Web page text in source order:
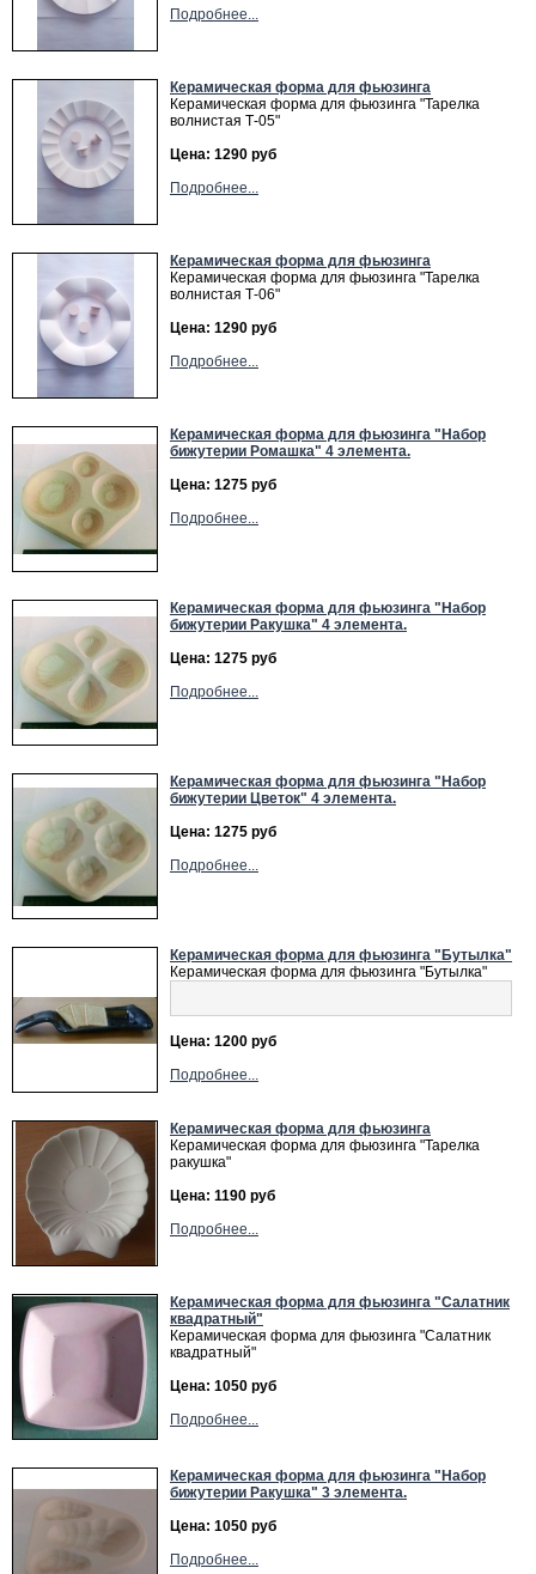
Подробнее...
Керамическая форма для фьюзинга
Керамическая форма для фьюзинга "Тарелка
волнистая Т-05"
Цена: 1290 руб
Подробнее...
Керамическая форма для фьюзинга
Керамическая форма для фьюзинга "Тарелка
волнистая Т-06"
Цена: 1290 руб
Подробнее...
Керамическая форма для фьюзинга "Набор
бижутерии Ромашка" 4 элемента.
Цена: 1275 руб
Подробнее...
Керамическая форма для фьюзинга "Набор
бижутерии Ракушка" 4 элемента.
Цена: 1275 руб
Подробнее...
Керамическая форма для фьюзинга "Набор
бижутерии Цветок" 4 элемента.
Цена: 1275 руб
Подробнее...
Керамическая форма для фьюзинга "Бутылка"
Керамическая форма для фьюзинга "Бутылка"
Цена: 1200 руб
Подробнее...
Керамическая форма для фьюзинга
Керамическая форма для фьюзинга "Тарелка
ракушка"
Цена: 1190 руб
Подробнее...
Керамическая форма для фьюзинга "Салатник
квадратный"
Керамическая форма для фьюзинга "Салатник
квадратный"
Цена: 1050 руб
Подробнее...
Керамическая форма для фьюзинга "Набор
бижутерии Ракушка" 3 элемента.
Цена: 1050 руб
Подробнее...